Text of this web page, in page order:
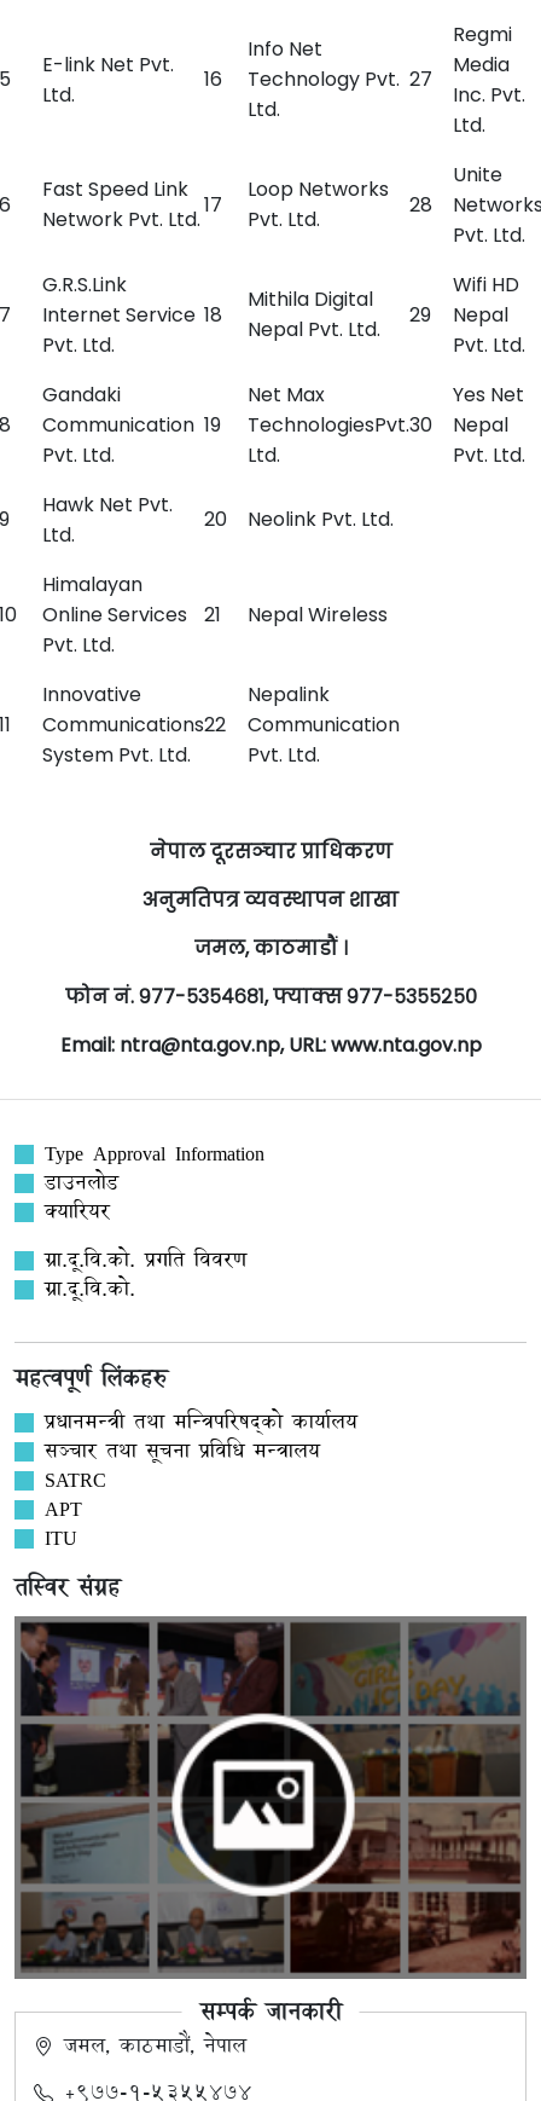
E-link Net Pvt.
Ltd.
16
Info Net
Technology Pvt.
Ltd.
27
Regmi
Media
Inc. Pvt.
Ltd.
Fast Speed Link
Network Pvt. Ltd.
17
Loop Networks
Pvt. Ltd.
28
Unite
Pvt. Ltd.
G.R.S.Link
Internet Service
Pvt. Ltd.
18
Mithila Digital
Nepal Pvt. Ltd.
29
Wifi HD
Nepal
Pvt. Ltd.
Gandaki
Communication
Pvt. Ltd.
19
Net Max
TechnologiesPvt.
Ltd.
30
Yes Net
Nepal
Pvt. Ltd.
Hawk Net Pvt.
Ltd.
20 Neolink Pvt. Ltd.
Himalayan
Online Services
Pvt. Ltd.
21 Nepal Wireless
Innovative
Communications
System Pvt. Ltd.
22
Nepalink
Communication
Pvt. Ltd.
नेपाल दूरसञ्‍चार प्राधिकरण
अनुमतिपत्र व्यवस्थापन शाखा
जमल, काठमाडौं ।
फोन नं. ९७७-५३५४६८१, फ्याक्स ९७७-५३५५२५०
Email: ntra@nta.gov.np, URL: www.nta.gov.np
Type Approval Information
डाउनलोड
क्यारियर
ग्रा.दू.वि.को. प्रगति विवरण
ग्रा.दू.वि.को.
महत्वपूर्ण लिंकहरु
प्रधानमन्त्री तथा मन्त्रिपरिषद्को कार्यालय
सञ्‍चार तथा सूचना प्रविधि मन्त्रालय
SATRC
APT
ITU
तस्विर संग्रह
सम्पर्क जानकारी
जमल, काठमाडौं, नेपाल
+९७७-१-५३५५४७४